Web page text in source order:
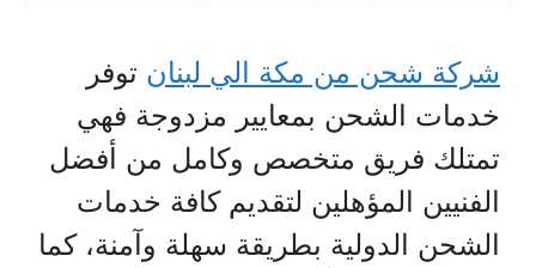
شركة شحن من مكة الي لبنان توفر
خدمات الشحن بمعايير مزدوجة فهي
تمتلك فريق متخصص وكامل من أفضل
الفنيين المؤهلين لتقديم كافة خدمات
الشحن الدولية بطريقة سهلة وآمنة، كما